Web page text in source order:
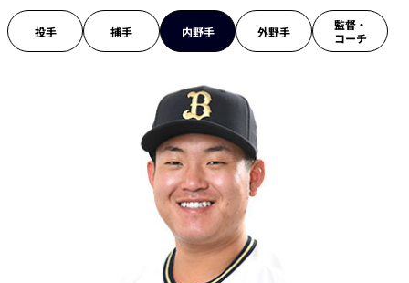
投手 捕手 内野手 外野手
監督・
コーチ